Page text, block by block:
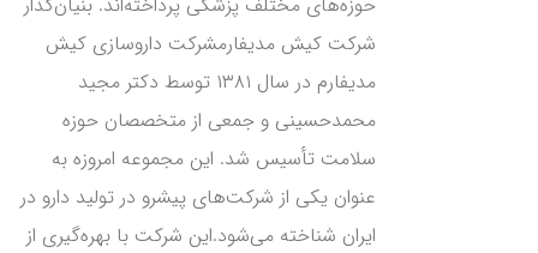
شرکت کیش مدیفارمشرکت داروسازی کیش
مدیفارم در سال ۱۳۸۱ توسط دکتر مجید
محمدحسینی و جمعی از متخصصان حوزه
سلامت تأسیس شد. این مجموعه امروزه به
عنوان یکی از شرکت‌های پیشرو در تولید دارو در
ایران شناخته می‌شود.این شرکت با بهره‌گیری از